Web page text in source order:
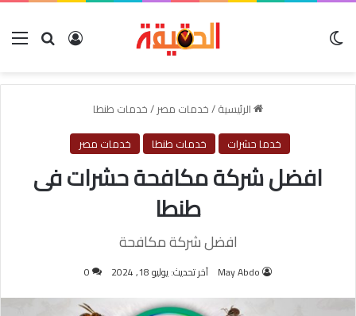
بحث عنتسجيل
الرئيسية/خدمات مصر/خدمات طنطا
خدما حشرات
خدمات طنطا خدمات مصر
افضل شركة مكافحة حشرات فى
طنطا
افضل شركة مكافحة
May Abdo آخر تحديث: يوليو 18, 2024 0